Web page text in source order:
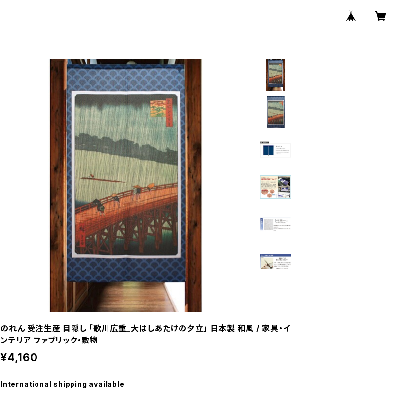
のれん 受注生産 目隠し 「歌川広重_大はしあたけの夕立」 日本製 和風 / 家具・イ
ンテリア ファブリック・敷物
¥4,160
International shipping available